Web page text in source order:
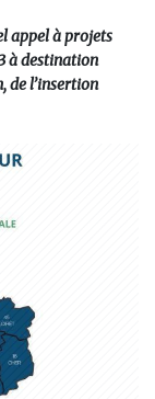
appel à projets
à destination
de l’insertion